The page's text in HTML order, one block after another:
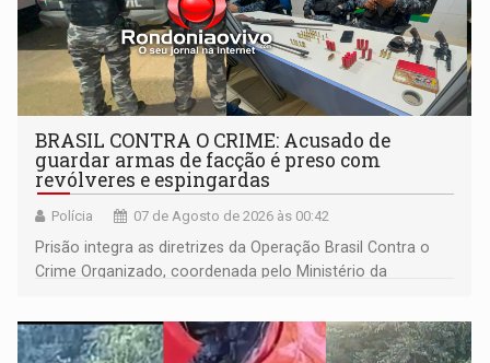
BRASIL CONTRA O CRIME: Acusado de
guardar armas de facção é preso com
revólveres e espingardas
Polícia 07 de Agosto de 2026 às 00:42
Prisão integra as diretrizes da Operação Brasil Contra o
Crime Organizado, coordenada pelo Ministério da